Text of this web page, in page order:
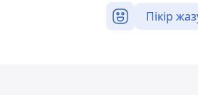
Пікір